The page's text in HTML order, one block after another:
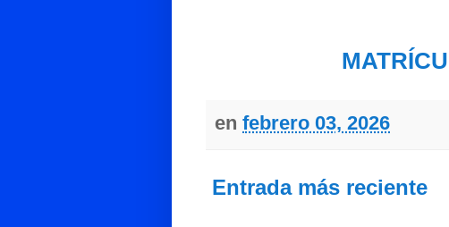
en febrero 03, 2026
Entrada más reciente